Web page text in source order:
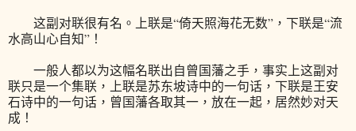
这副对联很有名。上联是“倚天照海花无数”，下联是“流
水高山心自知”！
一般人都以为这幅名联出自曾国藩之手，事实上这副对
联只是一个集联，上联是苏东坡诗中的一句话，下联是王安
石诗中的一句话，曾国藩各取其一，放在一起，居然妙对天
成！